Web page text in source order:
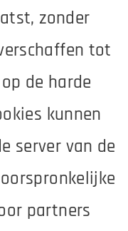
zonder
tot
de harde
kunnen
server van de
partners